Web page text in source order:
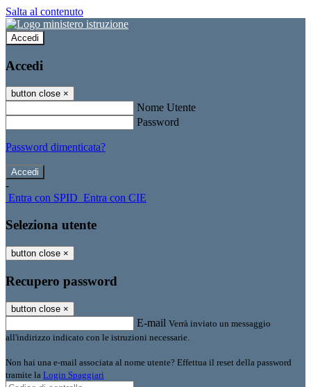
Salta al contenuto
Accedi
Accedi
button close ×
Nome Utente
Password
Password dimenticata?
-
Entra con SPID Entra con CIE
Seleziona utente
button close ×
Recupero password
button close ×
E-mail Verrà inviato un messaggio
all'indirizzo indicato con le istruzioni necessarie.
Non hai una e-mail associata al nome utente? Effettua il reset della password
tramite la Login Spaggiari